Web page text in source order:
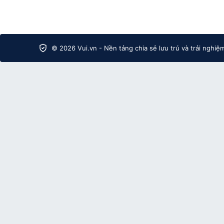
© 2026 Vui.vn - Nền tảng chia sẻ lưu trú và trải